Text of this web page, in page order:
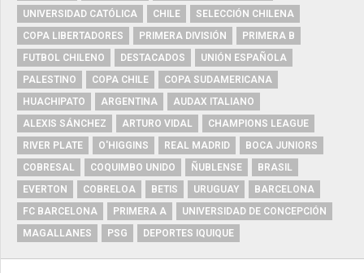
UNIVERSIDAD CATÓLICA
CHILE
SELECCIÓN CHILENA
COPA LIBERTADORES
PRIMERA DIVISIÓN
PRIMERA B
FUTBOL CHILENO
DESTACADOS
UNIÓN ESPAÑOLA
PALESTINO
COPA CHILE
COPA SUDAMERICANA
HUACHIPATO
ARGENTINA
AUDAX ITALIANO
ALEXIS SÁNCHEZ
ARTURO VIDAL
CHAMPIONS LEAGUE
RIVER PLATE
O'HIGGINS REAL MADRID
BOCA JUNIORS
COBRESAL
COQUIMBO UNIDO ÑUBLENSE
BRASIL
EVERTON
COBRELOA BETIS URUGUAY
BARCELONA
FC BARCELONA
PRIMERA A
UNIVERSIDAD DE CONCEPCIÓN
MAGALLANES
PSG DEPORTES IQUIQUE